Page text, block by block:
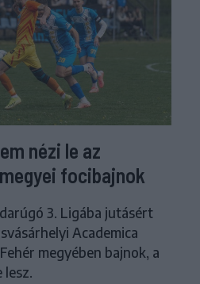
nézi le az
focibajnok
3. Ligába jutásért
Academica
megyében bajnok, a